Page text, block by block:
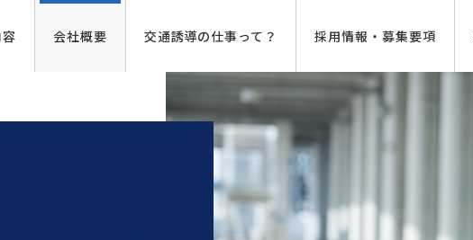
会社概要 交通誘導の仕事って？ 採用情報・募集要項